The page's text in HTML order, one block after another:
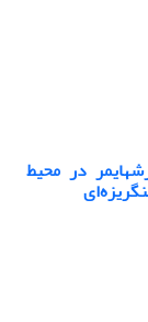
در محیط